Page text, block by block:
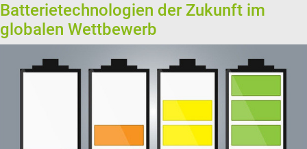
Batterietechnologien der Zukunft im
globalen Wettbewerb